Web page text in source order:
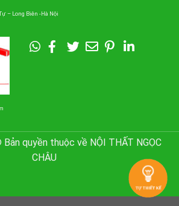
– Long Biên -Hà Nội
quyền thuộc về NỘI THẤT NGỌC
CHÂU